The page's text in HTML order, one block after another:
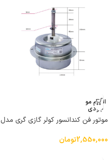
اتمام مو
جودی
موتور فن کندانسور کولر گازی گری مدل
2,550,000تومان